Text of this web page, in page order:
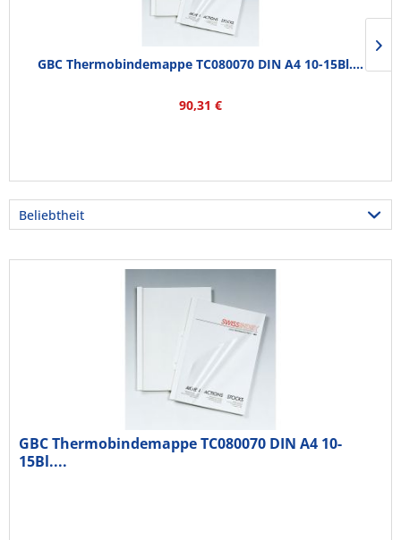
GBC Thermobindemappe TC080070 DIN A4 10-15Bl....
90,31 €
GBC Thermobindemappe TC080070 DIN A4 10-
15Bl....